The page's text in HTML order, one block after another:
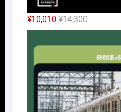
¥14,300元
の
価
¥14,300
で
し
¥10,010
現
在
の
は
¥10,010
で